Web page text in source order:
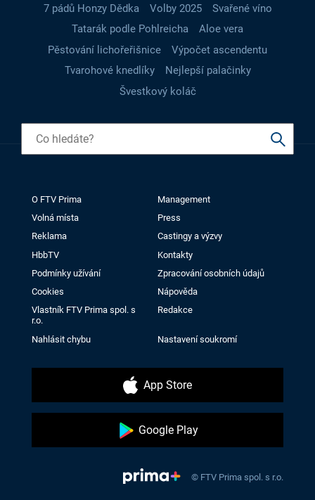
7 pádů Honzy Dědka
Volby 2025
Svařené víno
Tatarák podle Pohlreicha
Aloe vera
Pěstování lichořeřišnice
Výpočet ascendentu
Tvarohové knedlíky
Nejlepší palačinky
Švestkový koláč
O FTV Prima
Management
Volná místa
Press
Reklama
Castingy a výzvy
HbbTV
Kontakty
Podmínky užívání
Zpracování osobních údajů
Cookies
Nápověda
Vlastník FTV Prima spol. s
r.o.
Redakce
Nahlásit chybu Nastavení soukromí
App Store
Google Play
© FTV Prima spol. s r.o.